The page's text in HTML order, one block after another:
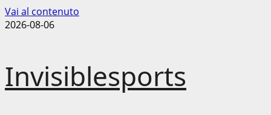
Vai al contenuto
2026-08-06
Invisiblesports